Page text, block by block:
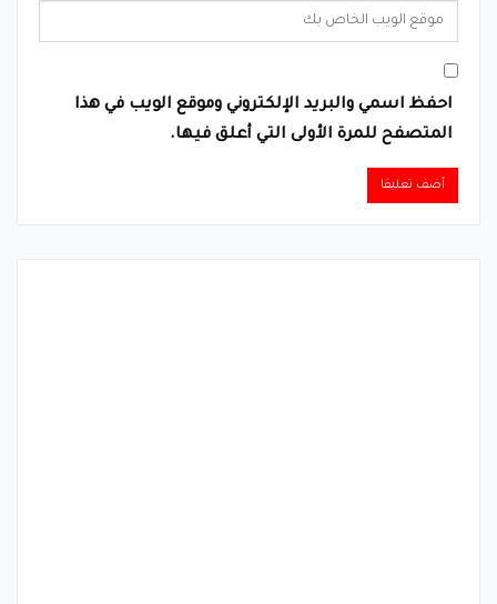
احفظ اسمي والبريد الإلكتروني وموقع الويب في هذا
المتصفح للمرة الأولى التي أعلق فيها.